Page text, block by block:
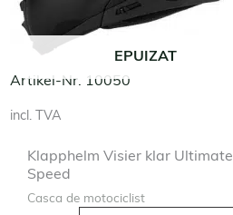
EPUIZAT
Artikel-Nr. 10050
incl. TVA
Klapphelm Visier klar Ultimate
Speed
Casca de motociclist